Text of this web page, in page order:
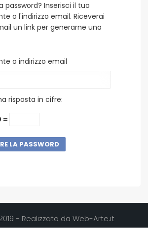
password? Inserisci il tuo
o l'indirizzo email. Riceverai
un link per generarne una
o indirizzo email
risposta in cifre:
=
LA PASSWORD
- Realizzato da Web-Arte.it